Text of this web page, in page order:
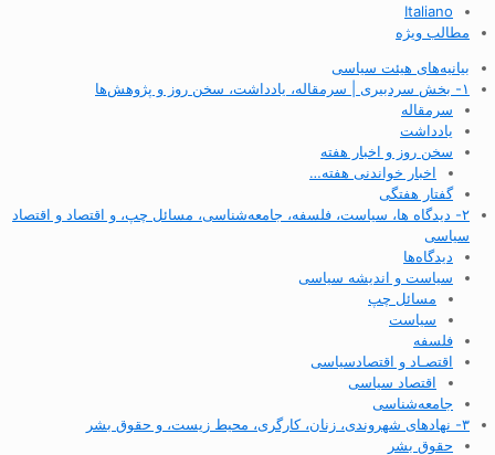
Italiano
مطالب ویژه
بیانیه‌های هیئت سیاسی
۱- بخش سردبیری | سرمقاله، یادداشت، سخن روز و پژوهش‌ها
سرمقاله
یادداشت
سخن روز و اخبار هفته
اخبار خواندنی هفته…
گفتار هفتگی
۲- دیدگاه ها، سیاست، فلسفه، جامعه‌شناسی، مسائل چپ، و اقتصاد و اقتصاد
سیاسی
دیدگاه‌ها
سیاست و اندیشه سیاسی
مسائل چپ
سیاست
فلسفه
اقتصـاد و اقتصاد‌سیاسی
اقتصاد سیاسی
جامعه‌شناسی
۳- نهادهای شهروندی، زنان، کارگری، محیط زیست، و حقوق بشر
حقوق بشر